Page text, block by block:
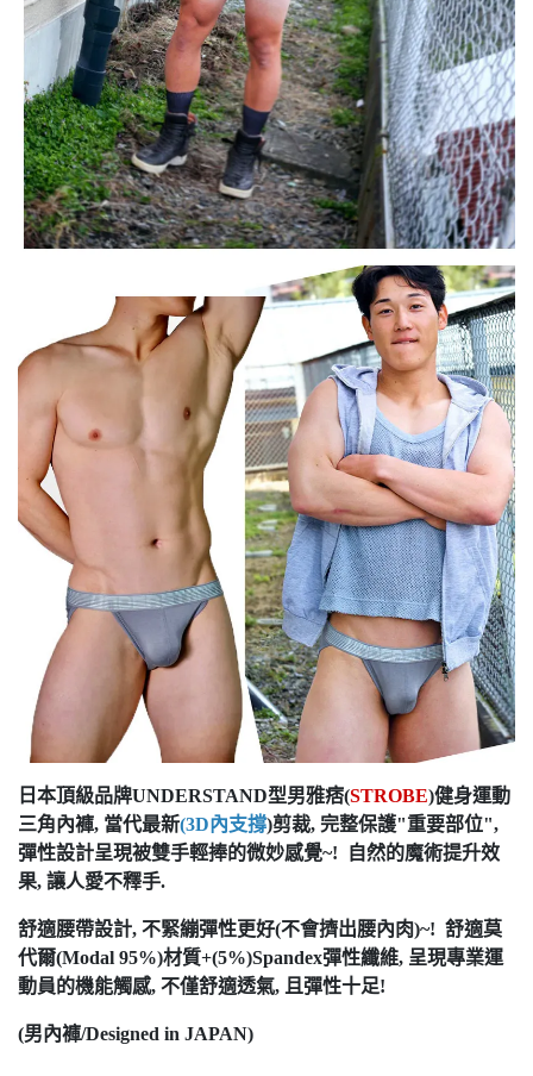
日本頂級品牌UNDERSTAND型男雅痞(STROBE)健身運動
三角內褲, 當代最新(3D內支撐)剪裁, 完整保護"重要部位",
彈性設計呈現被雙手輕捧的微妙感覺~! 自然的魔術提升效
果, 讓人愛不釋手.
舒適腰帶設計, 不緊繃彈性更好(不會擠出腰內肉)~! 舒適莫
代爾(Modal 95%)材質+(5%)Spandex彈性纖維, 呈現專業運
動員的機能觸感, 不僅舒適透氣, 且彈性十足!
(男內褲/Designed in JAPAN)